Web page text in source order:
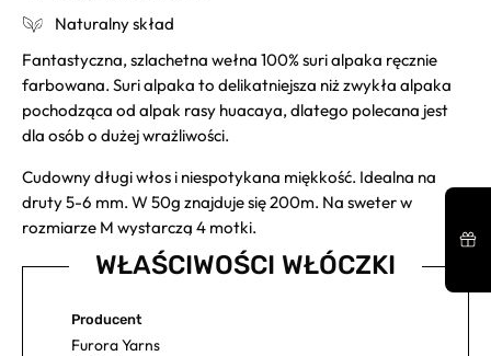
Naturalny skład
Fantastyczna, szlachetna wełna 100% suri alpaka ręcznie
farbowana. Suri alpaka to delikatniejsza niż zwykła alpaka
pochodząca od alpak rasy huacaya, dlatego polecana jest
dla osób o dużej wrażliwości.
Cudowny długi włos i niespotykana miękkość. Idealna na
druty 5-6 mm. W 50g znajduje się 200m. Na sweter w
rozmiarze M wystarczą 4 motki.
WŁAŚCIWOŚCI WŁÓCZKI
Producent
Furora Yarns